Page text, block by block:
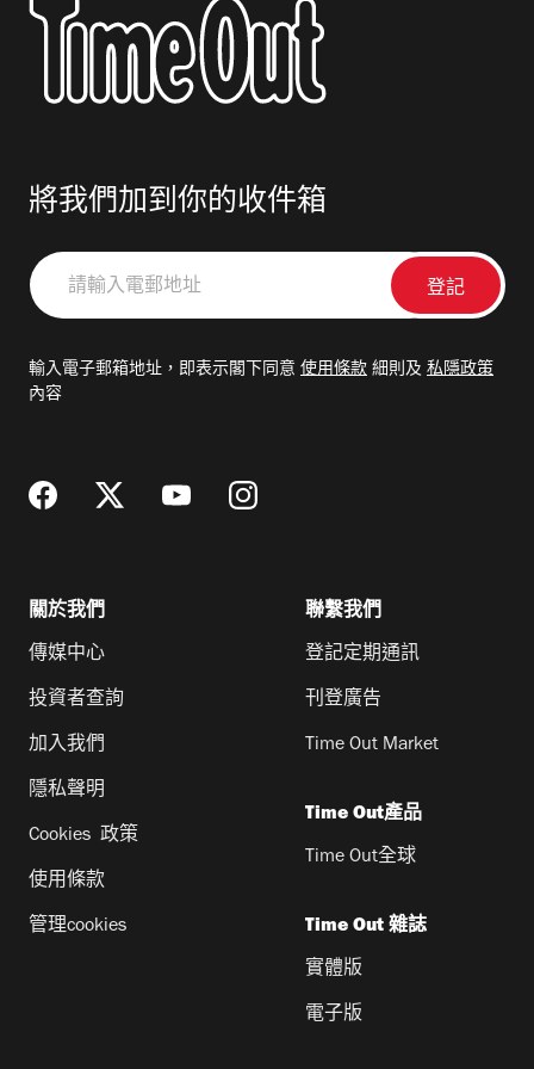
將我們加到你的收件箱
請
輸
郵
輸入電子郵箱地址，即表示閣下同意 使用條款 細則及 私隱政策
內容
關於我們
傳媒中心
投資者查詢
加入我們
隱私聲明
Cookies 政策
使用條款
管理cookies
聯繫我們
登記定期通訊
刊登廣告
Time Out Market
Time Out產品
Time Out全球
Time Out 雜誌
實體版
電子版